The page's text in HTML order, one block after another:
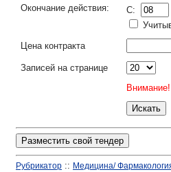
Окончание действия:
C:
Цена контракта
Записей на странице
Разместить свой тендер
Рубрикатор :: Медицина/